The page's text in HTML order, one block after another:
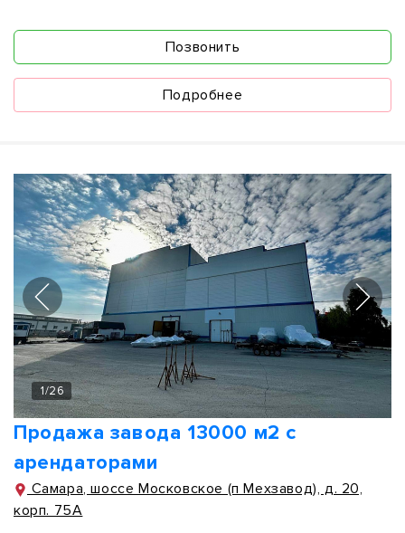
Позвонить
Подробнее
1/26
Продажа завода 13000 м2 с
арендаторами
Самара, шоссе Московское (п Мехзавод), д. 20,
корп. 75А